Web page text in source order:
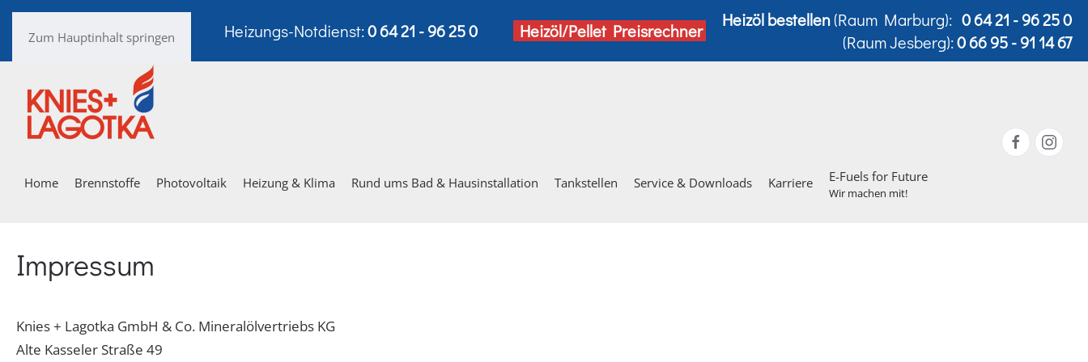
Zum Hauptinhalt springen Heizungs-Notdienst:0 64 21 - 96 25 0 Heizöl/Pellet Preisrechner
Heizöl bestellen(Raum Marburg): 0 64 21 - 96 25 0
(Raum Jesberg):0 66 95 - 91 14 67
Home Brennstoffe Photovoltaik Heizung & Klima Rund ums Bad & Hausinstallation Tankstellen Service & Downloads Karriere E-Fuels for Future
Wir machen mit!
Impressum
Knies + Lagotka GmbH & Co. Mineralölvertriebs KG
Alte Kasseler Straße 49